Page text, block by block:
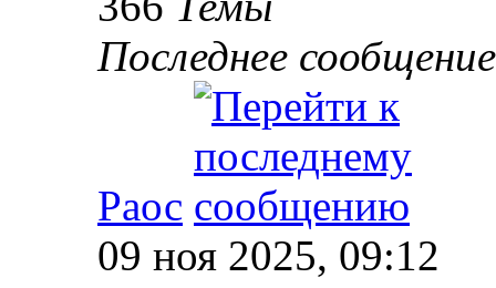
Последнее сообщение
Раос
09 ноя 2025, 09:12